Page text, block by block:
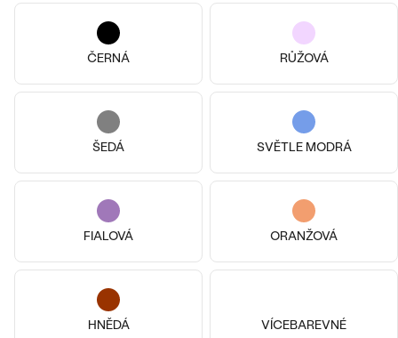
ČERNÁ RŮŽOVÁ
ŠEDÁ SVĚTLE MODRÁ
FIALOVÁ ORANŽOVÁ
HNĚDÁ VÍCEBAREVNÉ
14k 14k 14k
14k růžové zlato, Diamant
SKLADEM
14k 14k 14k
14k bílé zlato, Bez kamene
VÝPRODEJ